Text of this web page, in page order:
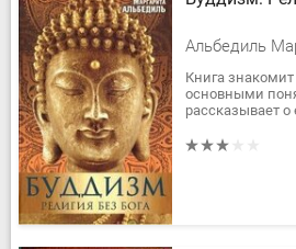
Альбедиль
Книга знакомит
основными
рассказывает о
развития идей